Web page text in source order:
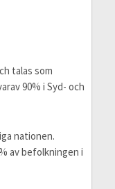
talas som
90% i Syd- och
nationen.
av befolkningen i